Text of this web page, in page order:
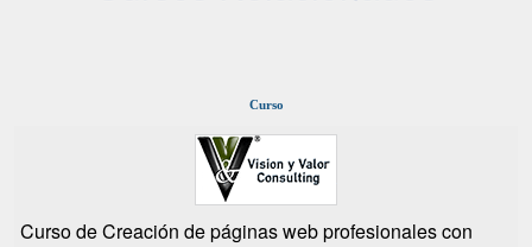
Curso
Curso de Creación de páginas web profesionales con